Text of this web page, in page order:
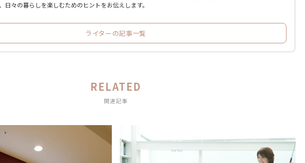
日々の暮らしを楽しむためのヒントをお伝えします。
ライターの記事一覧
RELATED
関連記事